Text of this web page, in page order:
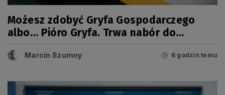
Możesz zdobyć Gryfa Gospodarczego
albo… Pióro Gryfa. Trwa nabór do
Marcin Szumny 6 godzin temu